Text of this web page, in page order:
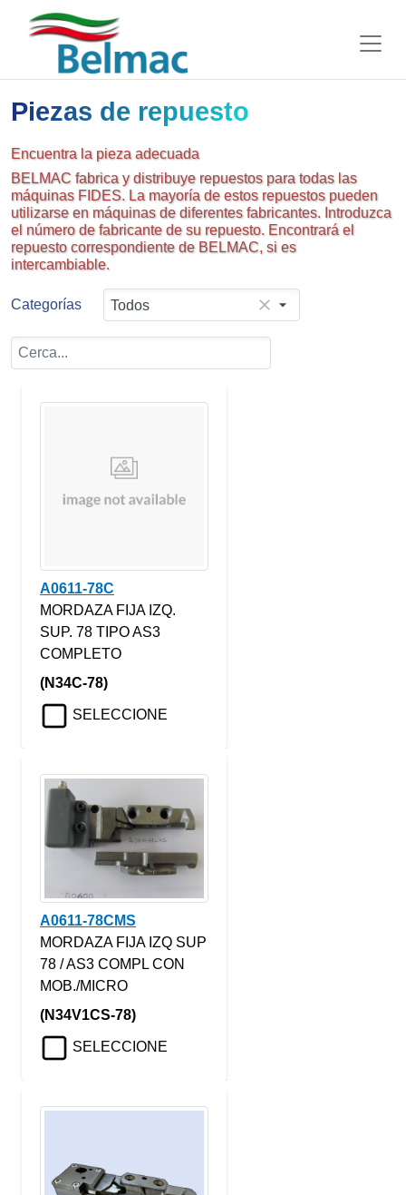
Piezas de repuesto
Encuentra la pieza adecuada
BELMAC fabrica y distribuye repuestos para todas las
máquinas FIDES. La mayoría de estos repuestos pueden
utilizarse en máquinas de diferentes fabricantes. Introduzca
el número de fabricante de su repuesto. Encontrará el
repuesto correspondiente de BELMAC, si es
intercambiable.
Categorías Todos
A0611-78C
MORDAZA FIJA IZQ.
SUP. 78 TIPO AS3
COMPLETO
(N34C-78)
SELECCIONE
A0611-78CMS
MORDAZA FIJA IZQ SUP
78 / AS3 COMPL CON
MOB./MICRO
(N34V1CS-78)
SELECCIONE